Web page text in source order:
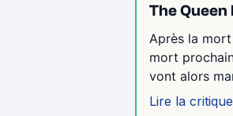
The
Après la
mort
vont alors
Lire la critique